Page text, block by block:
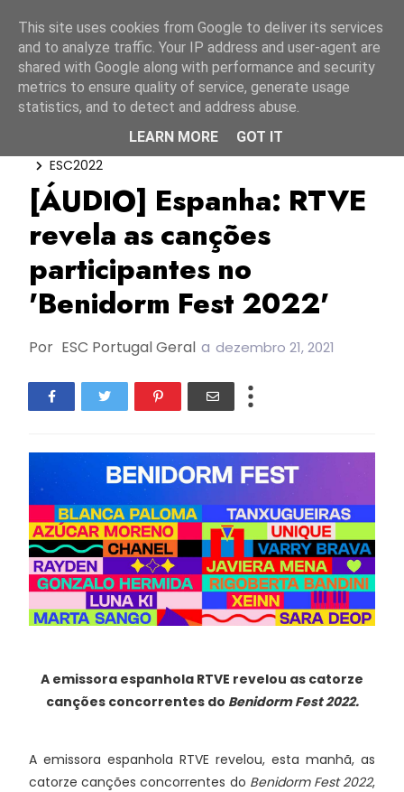
Benidorm Fest
Benidorm Fest 2022
ESC2022
[ÁUDIO] Espanha: RTVE
revela as canções
participantes no
'Benidorm Fest 2022'
Por ESC Portugal Geral a dezembro 21, 2021
A emissora espanhola RTVE revelou as catorze
canções concorrentes do Benidorm Fest 2022.
A emissora espanhola RTVE revelou, esta manhã, as
catorze canções concorrentes do Benidorm Fest 2022,
This site uses cookies from Google to deliver its services
and to analyze traffic. Your IP address and user-agent are
shared with Google along with performance and security
metrics to ensure quality of service, generate usage
statistics, and to detect and address abuse.
LEARN MORE
GOT IT